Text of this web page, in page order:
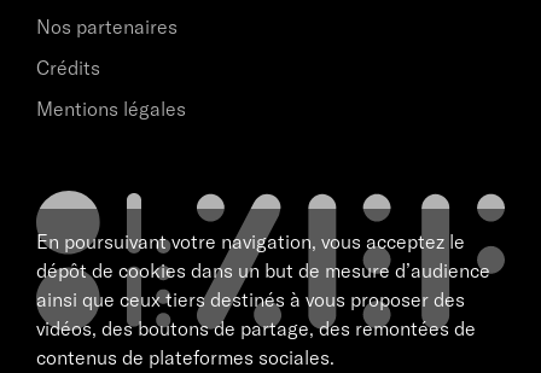
Nos partenaires
Crédits
Mentions légales
En poursuivant votre navigation, vous acceptez le
dépôt de cookies dans un but de mesure d’audience
ainsi que ceux tiers destinés à vous proposer des
vidéos, des boutons de partage, des remontées de
contenus de plateformes sociales.